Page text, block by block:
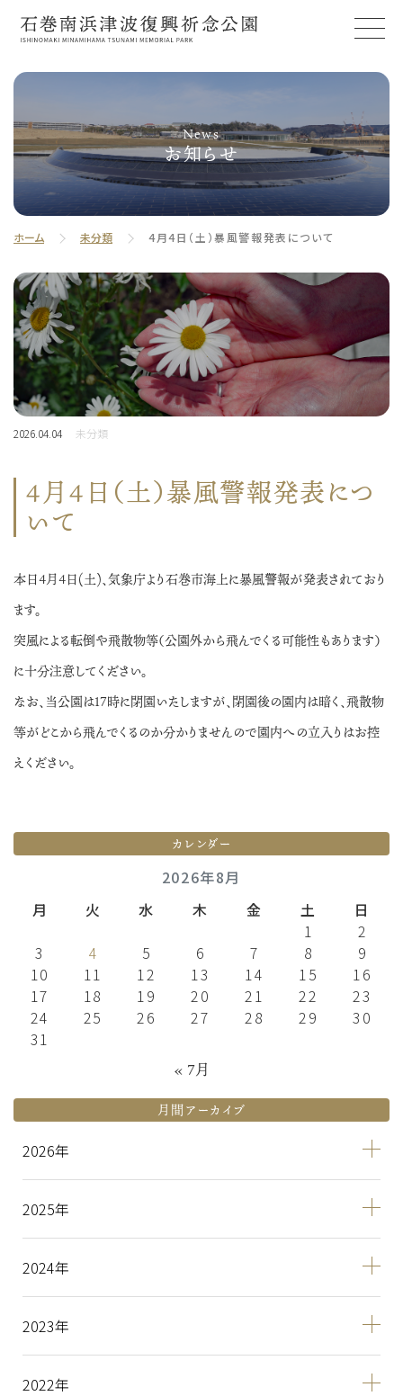
News
お知らせ
ホーム 未分類 4月4日（土）暴風警報発表について
2026.04.04 未分類
4月4日（土）暴風警報発表につ
いて
本日4月4日(土)、気象庁より石巻市海上に暴風警報が発表されており
ます。
突風による転倒や飛散物等（公園外から飛んでくる可能性もあります）
に十分注意してください。
なお、当公園は17時に閉園いたしますが、閉園後の園内は暗く、飛散物
等がどこから飛んでくるのか分かりませんので園内への立入りはお控
えください。
カレンダー
2026年8月
月
火 水 木 金 土
日
1
2
3
4 5 6 7 8
9
10
11 12 13 14 15
16
17
18 19 20 21 22
23
24
25 26 27 28 29
30
31
« 7月
月間アーカイブ
2026
2025
2024
2023
2022